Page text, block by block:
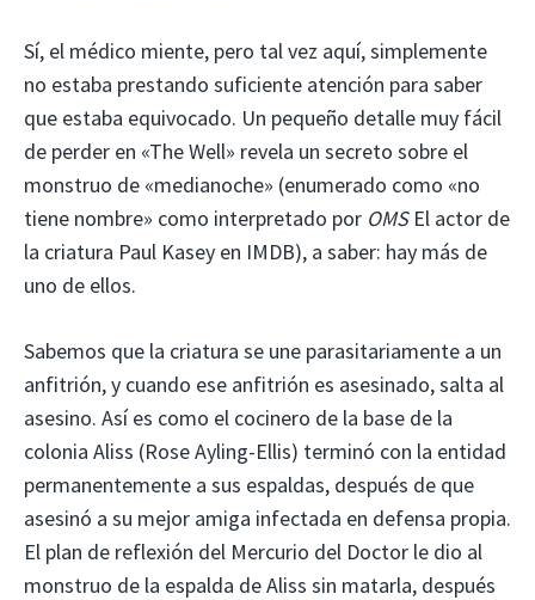
Sí, el médico miente, pero tal vez aquí, simplemente
no estaba prestando suficiente atención para saber
que estaba equivocado. Un pequeño detalle muy fácil
de perder en «The Well» revela un secreto sobre el
monstruo de «medianoche» (enumerado como «no
tiene nombre» como interpretado por OMSEl actor de
la criatura Paul Kasey en IMDB), a saber: hay más de
uno de ellos.
Sabemos que la criatura se une parasitariamente a un
anfitrión, y cuando ese anfitrión es asesinado, salta al
asesino. Así es como el cocinero de la base de la
colonia Aliss (Rose Ayling-Ellis) terminó con la entidad
permanentemente a sus espaldas, después de que
asesinó a su mejor amiga infectada en defensa propia.
El plan de reflexión del Mercurio del Doctor le dio al
monstruo de la espalda de Aliss sin matarla, después